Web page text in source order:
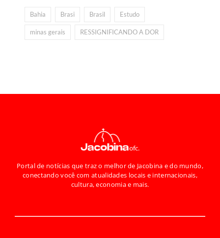
Bahia Brasi Brasil Estudo
minas gerais RESSIGNIFICANDO A DOR
Portal de notícias que traz o melhor de Jacobina e do mundo,
conectando você com atualidades locais e internacionais,
cultura, economia e mais.